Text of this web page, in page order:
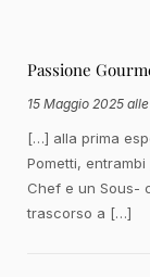
Passione
15 Maggio 2025
[…] alla prima
Pometti,
Chef e un Sous-
trascorso a […]